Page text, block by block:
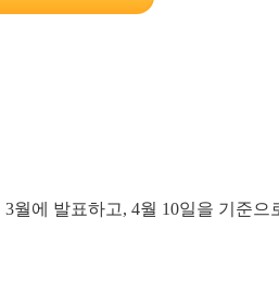
에 발표하고, 4월 10일을 기준으